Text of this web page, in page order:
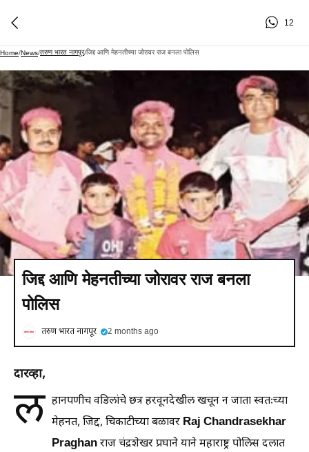
12
Home/News/तरुण भारत नागपूर/जिद्द आणि मेहनतीच्या जोरावर राज बनला पोलिस
जिद्द आणि मेहनतीच्या जोरावर राज बनला
पोलिस
तरुण भारत नागपूर 2 months ago
दारव्हा,
ल हानपणीच वडिलांचे छत्र हरवूनदेखील खचून न जाता स्वतःच्या
मेहनत, जिद्द, चिकाटीच्या बळावर Raj Chandrasekhar
Praghanराज चंद्रशेखर प्रघाने याने महाराष्ट्र पोलिस दलात